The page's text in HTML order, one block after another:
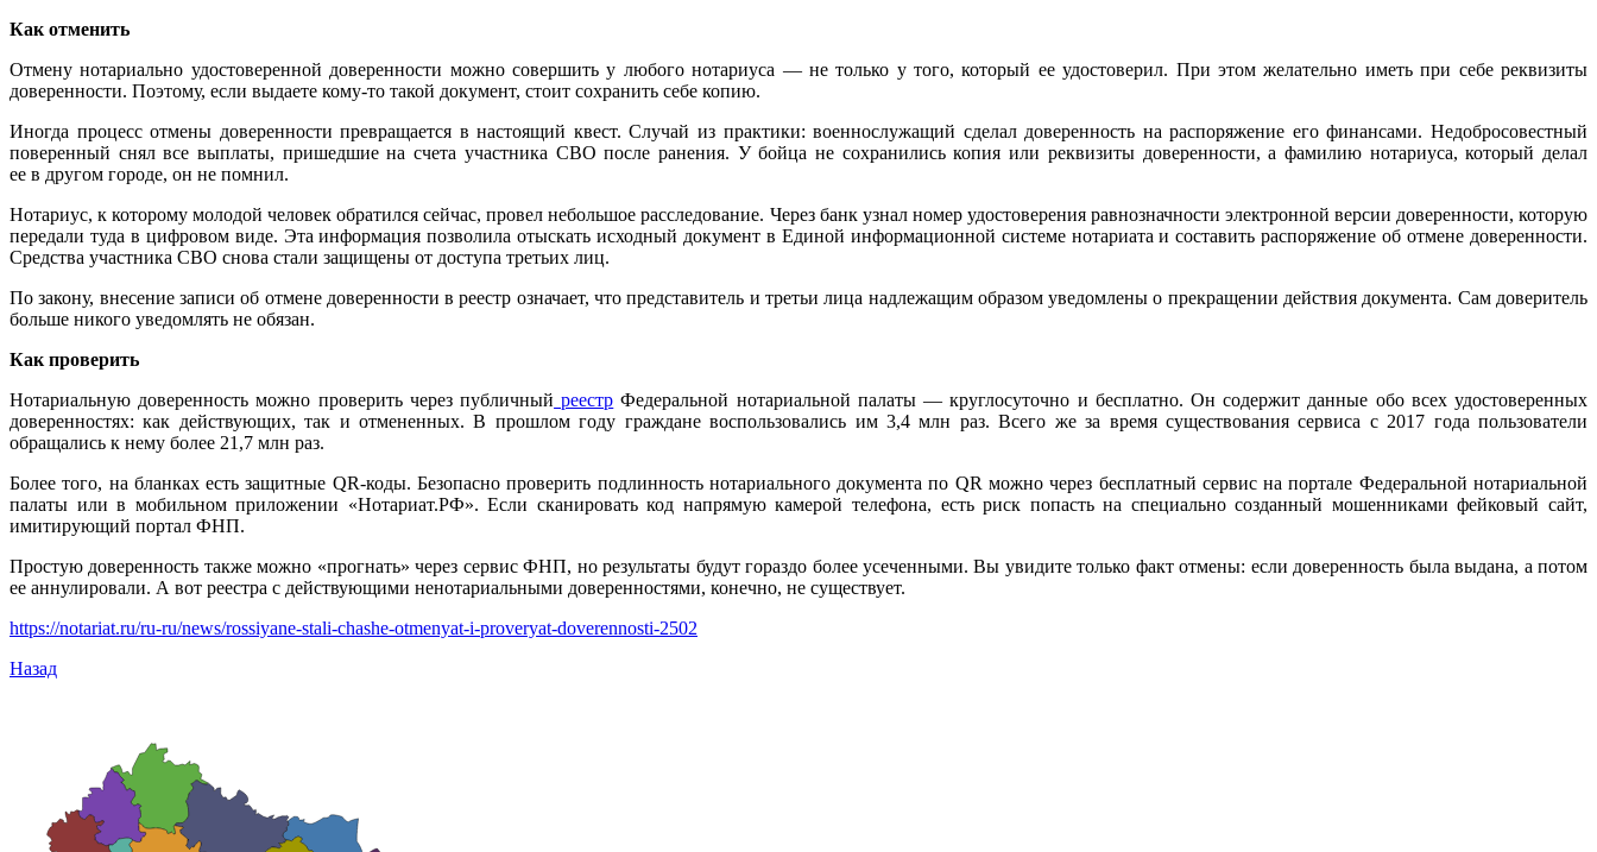
Как отменить
Отмену нотариально удостоверенной доверенности можно совершить у любого нотариуса — не только у того, который ее удостоверил. При этом желательно иметь при себе реквизиты
доверенности. Поэтому, если выдаете кому-то такой документ, стоит сохранить себе копию.
Иногда процесс отмены доверенности превращается в настоящий квест. Случай из практики: военнослужащий сделал доверенность на распоряжение его финансами. Недобросовестный
поверенный снял все выплаты, пришедшие на счета участника СВО после ранения. У бойца не сохранились копия или реквизиты доверенности, а фамилию нотариуса, который делал
ее в другом городе, он не помнил.
Нотариус, к которому молодой человек обратился сейчас, провел небольшое расследование. Через банк узнал номер удостоверения равнозначности электронной версии доверенности, которую
передали туда в цифровом виде. Эта информация позволила отыскать исходный документ в Единой информационной системе нотариата и составить распоряжение об отмене доверенности.
Средства участника СВО снова стали защищены от доступа третьих лиц.
По закону, внесение записи об отмене доверенности в реестр означает, что представитель и третьи лица надлежащим образом уведомлены о прекращении действия документа. Сам доверитель
больше никого уведомлять не обязан.
Как проверить
Нотариальную доверенность можно проверить через публичный реестр Федеральной нотариальной палаты — круглосуточно и бесплатно. Он содержит данные обо всех удостоверенных
доверенностях: как действующих, так и отмененных. В прошлом году граждане воспользовались им 3,4 млн раз. Всего же за время существования сервиса с 2017 года пользователи
обращались к нему более 21,7 млн раз.
Более того, на бланках есть защитные QR-коды. Безопасно проверить подлинность нотариального документа по QR можно через бесплатный сервис на портале Федеральной нотариальной
палаты или в мобильном приложении «Нотариат.РФ». Если сканировать код напрямую камерой телефона, есть риск попасть на специально созданный мошенниками фейковый сайт,
имитирующий портал ФНП.
Простую доверенность также можно «прогнать» через сервис ФНП, но результаты будут гораздо более усеченными. Вы увидите только факт отмены: если доверенность была выдана, а потом
ее аннулировали. А вот реестра с действующими ненотариальными доверенностями, конечно, не существует.
https://notariat.ru/ru-ru/news/rossiyane-stali-chashe-otmenyat-i-proveryat-doverennosti-2502
Назад